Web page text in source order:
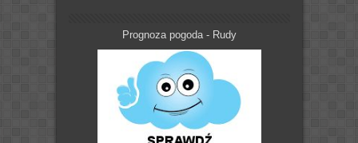
Prognoza pogoda - Rudy